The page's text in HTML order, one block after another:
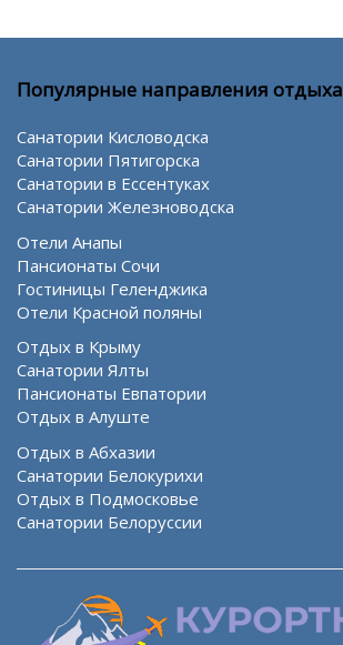
Популярные направления отдыха
Санатории Кисловодска
Санатории Пятигорска
Санатории в Ессентуках
Санатории Железноводска
Отели Анапы
Пансионаты Сочи
Гостиницы Геленджика
Отели Красной поляны
Отдых в Крыму
Санатории Ялты
Пансионаты Евпатории
Отдых в Алуште
Отдых в Абхазии
Санатории Белокурихи
Отдых в Подмосковье
Санатории Белоруссии